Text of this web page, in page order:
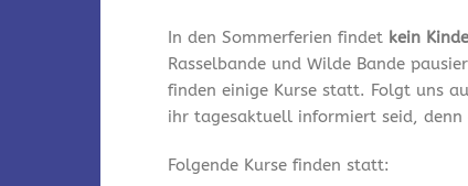
In den Sommerferien findet kein
Rasselbande und Wilde Bande
finden einige Kurse statt. Folgt uns
ihr tagesaktuell informiert seid, denn
Folgende Kurse finden statt: